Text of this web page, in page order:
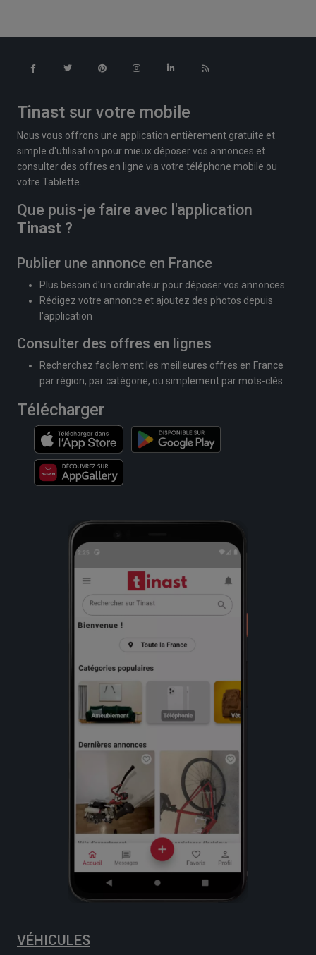
Tinast sur votre mobile
Nous vous offrons une application entièrement gratuite et
simple d'utilisation pour mieux déposer vos annonces et
consulter des offres en ligne via votre téléphone mobile ou
votre Tablette.
Que puis-je faire avec l'application
Tinast ?
Publier une annonce en France
Plus besoin d'un ordinateur pour déposer vos annonces
Rédigez votre annonce et ajoutez des photos depuis
l'application
Consulter des offres en lignes
Recherchez facilement les meilleures offres en France
par région, par catégorie, ou simplement par mots-clés.
Télécharger
VÉHICULES